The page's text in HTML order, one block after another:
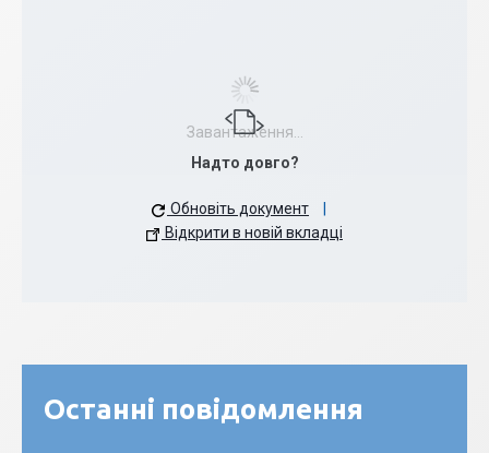
Завантаження...
Надто довго?
Обновіть документ
Відкрити в новій вкладці
Останні повідомлення